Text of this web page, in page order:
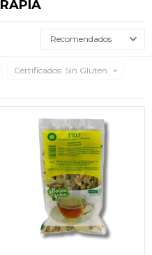
Recomendados
Certificados: Sin Gluten